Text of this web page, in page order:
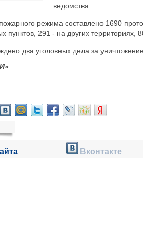
ведомства.
режима составлено 1690
пунктов, 291 - на других территориях,
два уголовных дела за
Вконтакте